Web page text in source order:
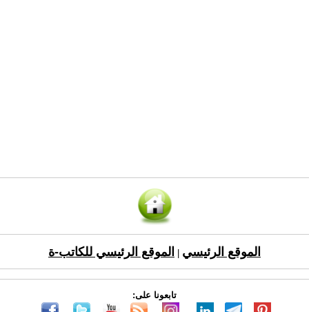
الموقع الرئيسي الموقع الرئيسي للكاتب-ة
تابعونا على: